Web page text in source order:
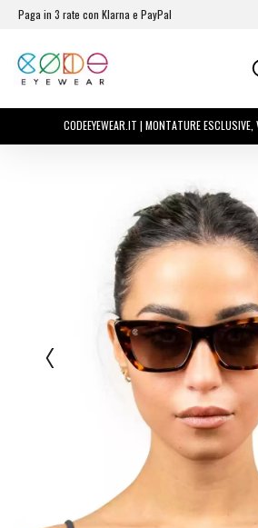
Paga in 3 rate con Klarna e PayPal
CODEEYEWEAR.IT | MONTATURE